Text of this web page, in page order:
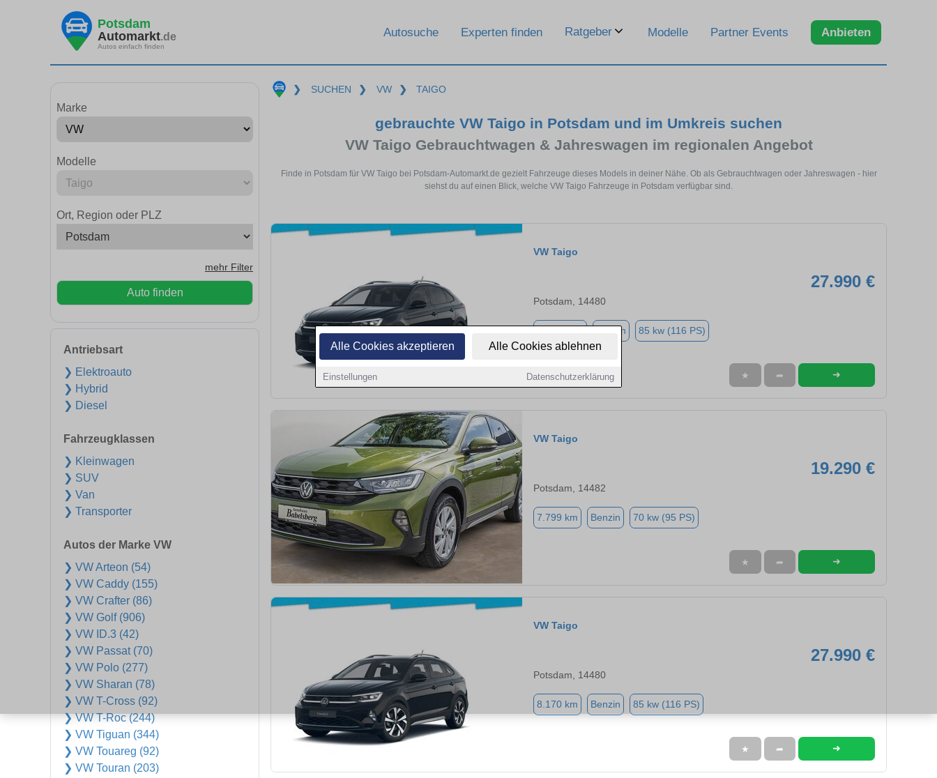
Alle Cookies akzeptieren Alle Cookies ablehnen
Einstellungen Datenschutzerklärung
Potsdam
Automarkt.de
Autos einfach finden
Autosuche Experten finden Ratgeber Modelle Partner Events Anbieten
Marke
Modelle
Ort, Region oder PLZ
mehr Filter
Auto finden
Antriebsart
❯ Elektroauto
❯ Hybrid
❯ Diesel
Fahrzeugklassen
❯ Kleinwagen
❯ SUV
❯ Van
❯ Transporter
Autos der Marke VW
❯ VW Arteon (54)
❯ VW Caddy (155)
❯ VW Crafter (86)
❯ VW Golf (906)
❯ VW ID.3 (42)
❯ VW Passat (70)
❯ VW Polo (277)
❯ VW Sharan (78)
❯ VW T-Cross (92)
❯ VW T-Roc (244)
❯ VW Tiguan (344)
❯ VW Touareg (92)
❯ VW Touran (203)
❯ SUCHEN ❯ VW ❯ TAIGO
gebrauchte VW Taigo in Potsdam und im Umkreis suchen
VW Taigo Gebrauchtwagen & Jahreswagen im regionalen Angebot
Finde in Potsdam für VW Taigo bei Potsdam-Automarkt.de gezielt Fahrzeuge dieses Models in deiner Nähe. Ob als Gebrauchtwagen oder Jahreswagen - hier
siehst du auf einen Blick, welche VW Taigo Fahrzeuge in Potsdam verfügbar sind.
VW Taigo
27.990 €
Potsdam, 14480
Benzin 85 kw (116 PS)
★ ➦ ➜
VW Taigo
19.290 €
Potsdam, 14482
7.799 km Benzin 70 kw (95 PS)
★ ➦ ➜
VW Taigo
27.990 €
Potsdam, 14480
8.170 km Benzin 85 kw (116 PS)
★ ➦ ➜